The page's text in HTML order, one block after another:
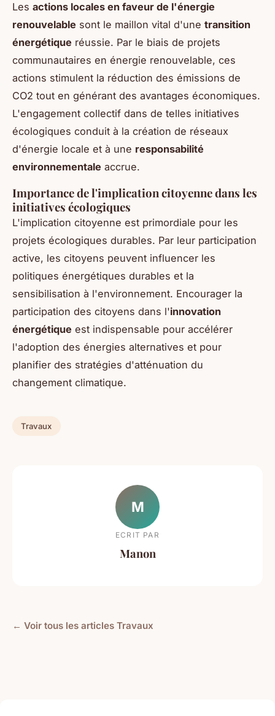
Les actions locales en faveur de l'énergie
renouvelable sont le maillon vital d'une transition
énergétique réussie. Par le biais de projets
communautaires en énergie renouvelable, ces
actions stimulent la réduction des émissions de
CO2 tout en générant des avantages économiques.
L'engagement collectif dans de telles initiatives
écologiques conduit à la création de réseaux
d'énergie locale et à une responsabilité
environnementale accrue.
Importance de l'implication citoyenne dans les
initiatives écologiques
L'implication citoyenne est primordiale pour les
projets écologiques durables. Par leur participation
active, les citoyens peuvent influencer les
politiques énergétiques durables et la
sensibilisation à l'environnement. Encourager la
participation des citoyens dans l'innovation
énergétique est indispensable pour accélérer
l'adoption des énergies alternatives et pour
planifier des stratégies d'atténuation du
changement climatique.
Travaux
M
ECRIT PAR
Manon
← Voir tous les articles Travaux